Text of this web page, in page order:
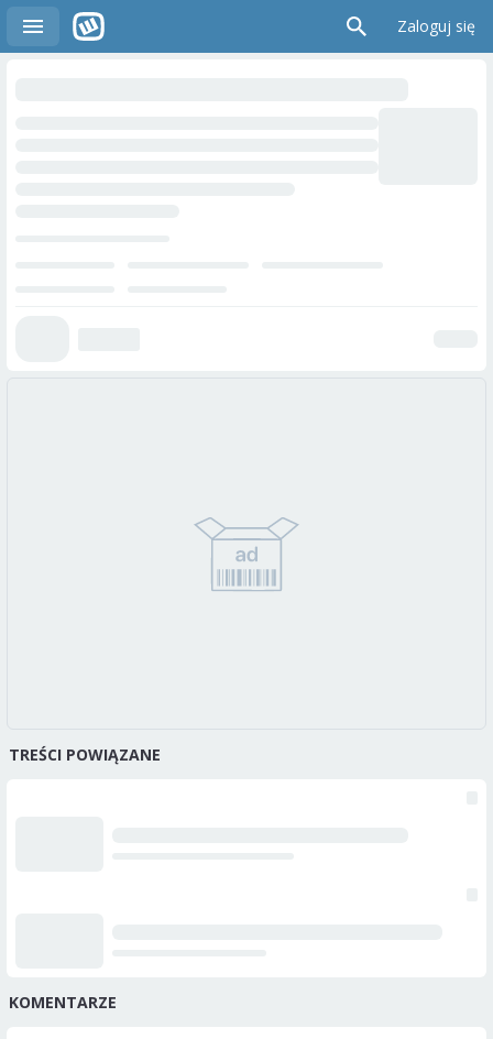
Zaloguj się
TREŚCI POWIĄZANE
KOMENTARZE